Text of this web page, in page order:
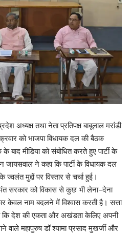
अध्यक्ष तथा नेता प्रतिपक्ष बाबूलाल मरांडी
को भाजपा विधायक दल की बैठक
बाद मीडिया को संबोधित करते हुए पार्टी के
ने कहा कि पार्टी के विधायक दल
मुद्दों पर विस्तार से चर्चा हुई।
सरकार को विकास से कुछ भी लेना-देना
केवल नाम बदलने में विश्वास करती है। सत्ता
कि देश की एकता और अखंडता केलिए अपनी
वाले महापुरुष डॉ श्यामा प्रसाद मुखर्जी और